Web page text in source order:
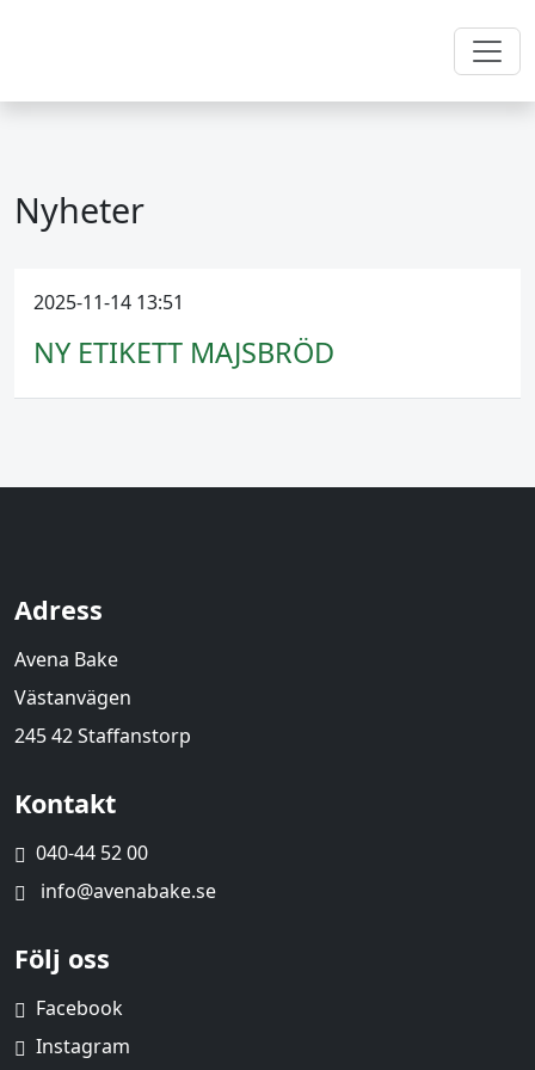
Nyheter
2025-11-14 13:51
NY ETIKETT MAJSBRÖD
Adress
Avena Bake
Västanvägen
245 42 Staffanstorp
Kontakt
040-44 52 00
info@avenabake.se
Följ oss
Facebook
Instagram